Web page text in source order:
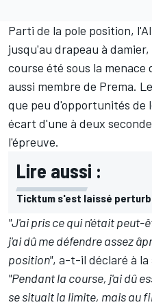
Parti de la pole position,
jusqu'au drapeau à
course été sous la
aussi membre de Prema.
que peu d'opportunités de
écart d'une à deux
l'épreuve.
Lire aussi :
Ticktum s'est laissé
"J'ai pris ce qui n'était peut-
j'ai dû me défendre assez
position", a-t-il déclaré à la
"Pendant la course, j'ai dû
se situait la limite, mais au